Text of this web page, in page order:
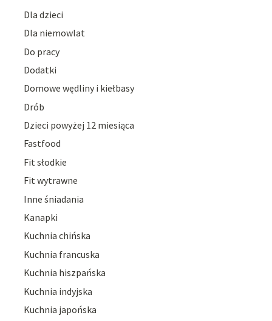
Dla dzieci
Dla niemowlat
Do pracy
Dodatki
Domowe wędliny i kiełbasy
Drób
Dzieci powyżej 12 miesiąca
Fastfood
Fit słodkie
Fit wytrawne
Inne śniadania
Kanapki
Kuchnia chińska
Kuchnia francuska
Kuchnia hiszpańska
Kuchnia indyjska
Kuchnia japońska